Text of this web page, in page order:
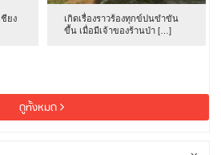
ยง
เกิดเรื่องราวร้องทุกข์ปนขำขัน
ขึ้น เมื่อมีเจ้าของร้านป่า […]
ดูทั้งหมด